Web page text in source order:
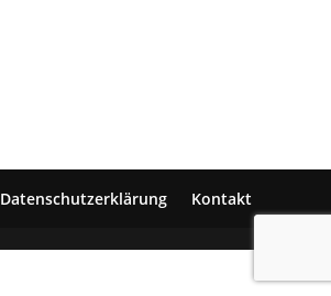
Datenschutzerklärung Kontakt